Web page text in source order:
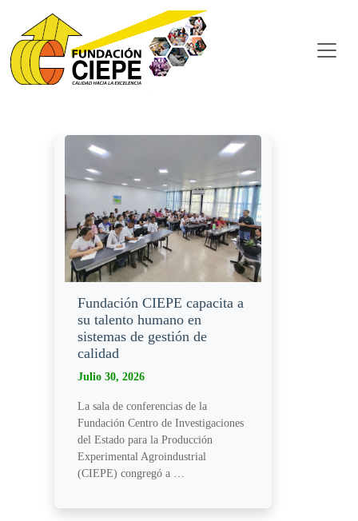
Fundación CIEPE capacita a
su talento humano en
sistemas de gestión de
calidad
Julio 30, 2026
La sala de conferencias de la
Fundación Centro de Investigaciones
del Estado para la Producción
Experimental Agroindustrial
(CIEPE) congregó a …